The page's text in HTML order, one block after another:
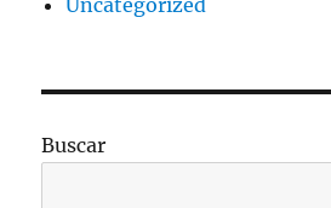
Uncategorized
Buscar